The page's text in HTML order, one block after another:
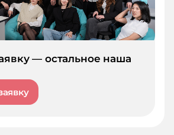
— остальное наша